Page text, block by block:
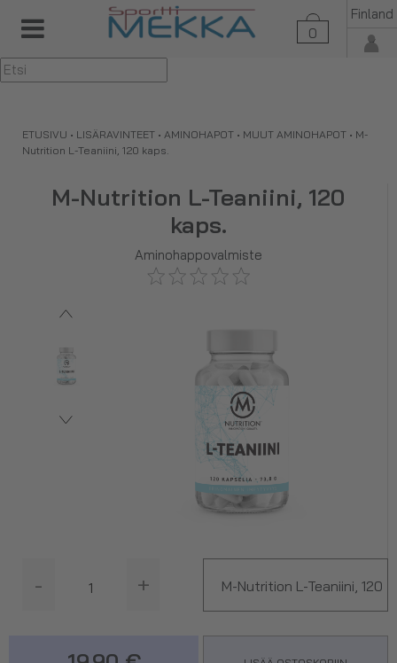
0
Finland
▼
ETUSIVU • LISÄRAVINTEET • AMINOHAPOT • MUUT AMINOHAPOT • M-
Nutrition L-Teaniini, 120 kaps.
M-Nutrition L-Teaniini, 120
kaps.
Aminohappovalmiste
- + M-Nutrition L-Teaniini, 120
kaps.